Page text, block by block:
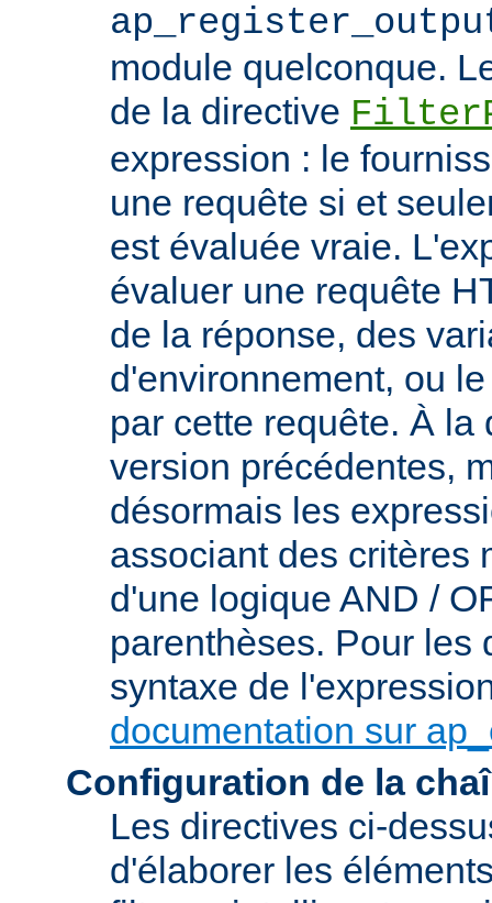
module quelconque.
de la directive
expression : le
une requête si et
est évaluée vraie.
évaluer une requête
de la réponse, des
d'environnement, ou
par cette requête. À la
version précédentes,
désormais les
associant des critères
d'une logique AND /
parenthèses. Pour les
syntaxe de
documentation sur
Configuration de la
Les directives ci-
d'élaborer les